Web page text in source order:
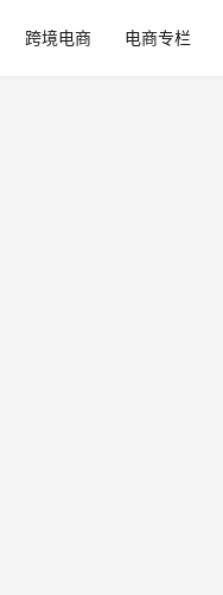
跨境电商 电商专栏